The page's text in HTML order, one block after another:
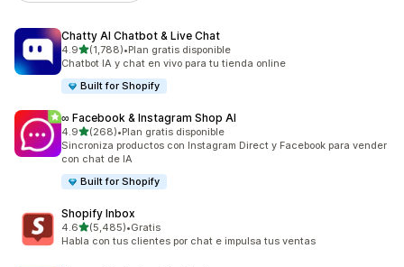
Chatty AI Chatbot & Live Chat
4.9de 5 estrellas
(1,788)
1788 reseñas en total
•Plan gratis disponible
Chatbot IA y chat en vivo para tu tienda online
Built for Shopify
∞ Facebook & Instagram Shop AI
4.9de 5 estrellas
(268)
268 reseñas en total
•Plan gratis disponible
Sincroniza productos con Instagram Direct y Facebook para vender
con chat de IA
Built for Shopify
Shopify Inbox
4.6de 5 estrellas
(5,485)
5485 reseñas en total
•Gratis
Habla con tus clientes por chat e impulsa tus ventas